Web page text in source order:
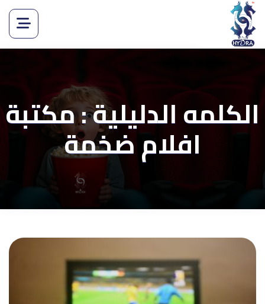
الكلمه الدليلية : مكتبة
افلام ضخمة